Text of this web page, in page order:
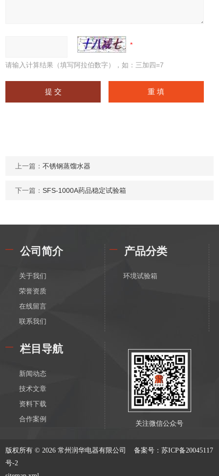
请输入计算结果（填写阿拉伯数字），如：三加四=7
上一篇：不锈钢蒸馏水器
下一篇： SFS-1000A药品稳定试验箱
公司简介
关于我们
荣誉资质
在线留言
联系我们
产品分类
环境试验箱
栏目导航
新闻动态
技术文章
资料下载
合作案例
关注微信公众号
版权所有 © 2026 常州润华电器有限公司备案号：苏ICP备20045117
号-2